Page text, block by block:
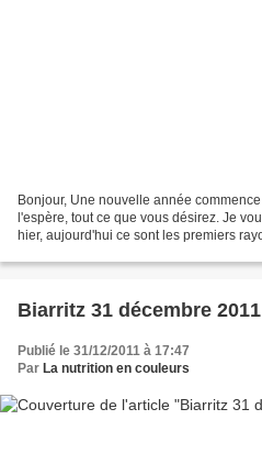
Bonjour, Une nouvelle année
l'espère, tout ce que vous désirez. Je
hier, aujourd'hui ce sont les premiers
Biarritz 31 décembre 2011
Publié le 31/12/2011 à 17:47
Par La nutrition en couleurs